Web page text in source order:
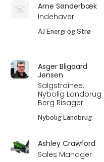
Arne Sønderbæk
Indehaver
AJ Energi og Strø
Asger Bligaard
Jensen
Salgstrainee,
Nybolig Landbrug
Berg Risager
Nybolig Landbrug
Ashley Crawford
Sales Manager